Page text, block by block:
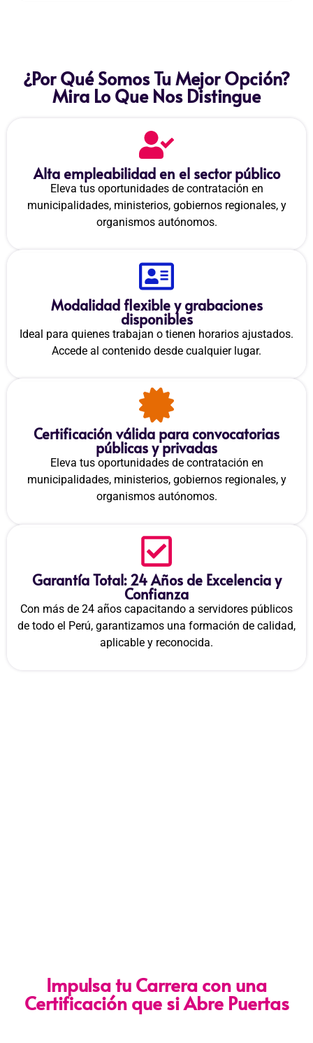
¿Por Qué Somos Tu Mejor Opción?
Mira Lo Que Nos Distingue
Alta empleabilidad en el sector público
Eleva tus oportunidades de contratación en
municipalidades, ministerios, gobiernos regionales, y
organismos autónomos.
Modalidad flexible y grabaciones
disponibles
Ideal para quienes trabajan o tienen horarios ajustados.
Accede al contenido desde cualquier lugar.
Certificación válida para convocatorias
públicas y privadas
Eleva tus oportunidades de contratación en
municipalidades, ministerios, gobiernos regionales, y
organismos autónomos.
Garantía Total: 24 Años de Excelencia y
Confianza
Con más de 24 años capacitando a servidores públicos
de todo el Perú, garantizamos una formación de calidad,
aplicable y reconocida.
Impulsa tu Carrera con una
Certificación que si Abre Puertas